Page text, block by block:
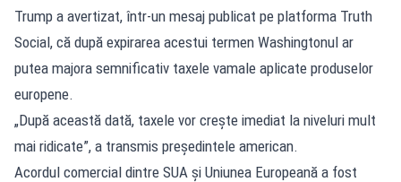
Trump a avertizat, într-un mesaj publicat pe platforma Truth
Social, că după expirarea acestui termen Washingtonul ar
putea majora semnificativ taxele vamale aplicate produselor
europene.
„După această dată, taxele vor crește imediat la niveluri mult
mai ridicate”, a transmis președintele american.
Acordul comercial dintre SUA și Uniunea Europeană a fost